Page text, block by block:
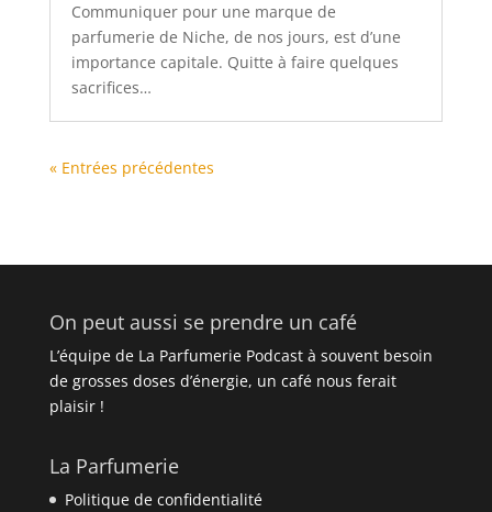
Communiquer pour une marque de
parfumerie de Niche, de nos jours, est d’une
importance capitale. Quitte à faire quelques
sacrifices…
« Entrées précédentes
On peut aussi se prendre un café
L’équipe de La Parfumerie Podcast à souvent besoin
de grosses doses d’énergie, un café nous ferait
plaisir !
La Parfumerie
Politique de confidentialité